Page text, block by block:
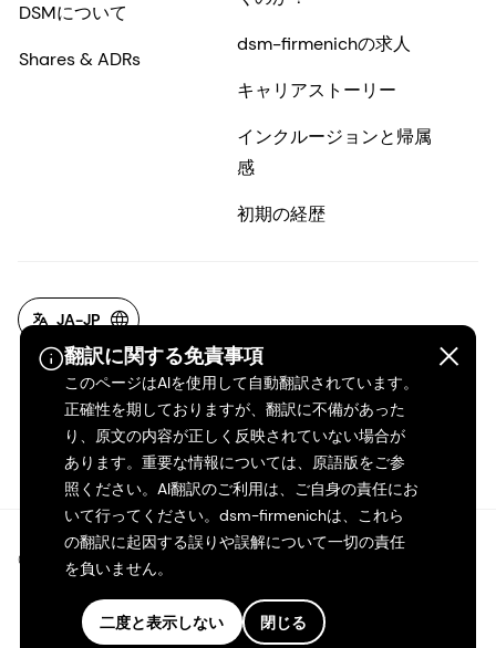
翻訳に関する免責事項
このページはAIを使用して自動翻訳されています。
正確性を期しておりますが、翻訳に不備があった
り、原文の内容が正しく反映されていない場合が
あります。重要な情報については、原語版をご参
照ください。AI翻訳のご利用は、ご自身の責任にお
いて行ってください。dsm-firmenichは、これら
の翻訳に起因する誤りや誤解について一切の責任
を負いません。
二度と表示しない 閉じる
DSMについて
Shares & ADRs
dsm-firmenichの求人
キャリアストーリー
インクルージョンと帰属
感
初期の経歴
JA-JP
©2026 dsm-firmenich。無断転載・複製を禁じます。
プライバシーポリシー